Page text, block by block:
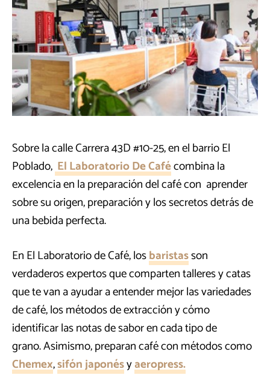
Sobre la calle Carrera 43D #10-25, en el barrio El
Poblado, El Laboratorio De Cafécombina la
excelencia en la preparación del café con aprender
sobre su origen, preparación y los secretos detrás de
una bebida perfecta.
En El Laboratorio de Café, losbaristasson
verdaderos expertos que comparten talleres y catas
que te van a ayudar a entender mejor las variedades
de café, los métodos de extracción y cómo
identificar las notas de sabor en cada tipo de
grano. Asimismo, preparan café con métodos como
Chemex,sifón japonésyaeropress.